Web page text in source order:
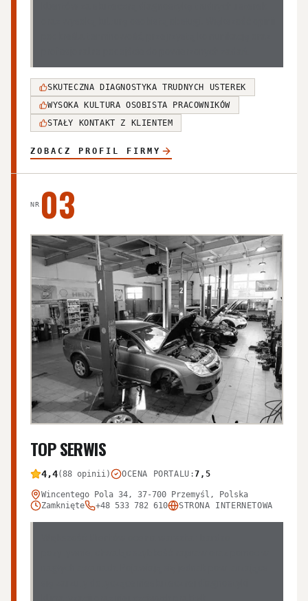
SKUTECZNA DIAGNOSTYKA TRUDNYCH USTEREK
WYSOKA KULTURA OSOBISTA PRACOWNIKÓW
STAŁY KONTAKT Z KLIENTEM
ZOBACZ PROFIL FIRMY
NR 03
TOP SERWIS
4,4(88 opinii) OCENA PORTALU :7,5
Wincentego Pola 34, 37-700 Przemyśl, Polska
Zamknięte
+48 533 782 610 STRONA INTERNETOWA